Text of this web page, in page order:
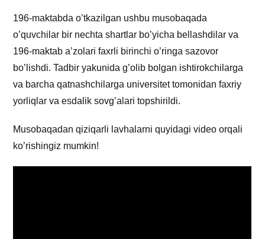
196-maktabda o’tkazilgan ushbu musobaqada
o’quvchilar bir nechta shartlar bo’yicha bellashdilar va
196-maktab a’zolari faxrli birinchi o’ringa sazovor
bo’lishdi. Tadbir yakunida g’olib bolgan ishtirokchilarga
va barcha qatnashchilarga universitet tomonidan faxriy
yorliqlar va esdalik sovg’alari topshirildi.
Musobaqadan qiziqarli lavhalarni quyidagi video orqali
ko’rishingiz mumkin!